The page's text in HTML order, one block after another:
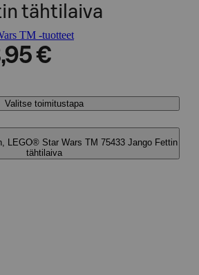
tähtilaiva
TM -tuotteet
€
Valitse toimitustapa
LEGO® Star Wars TM 75433 Jango Fettin
tähtilaiva